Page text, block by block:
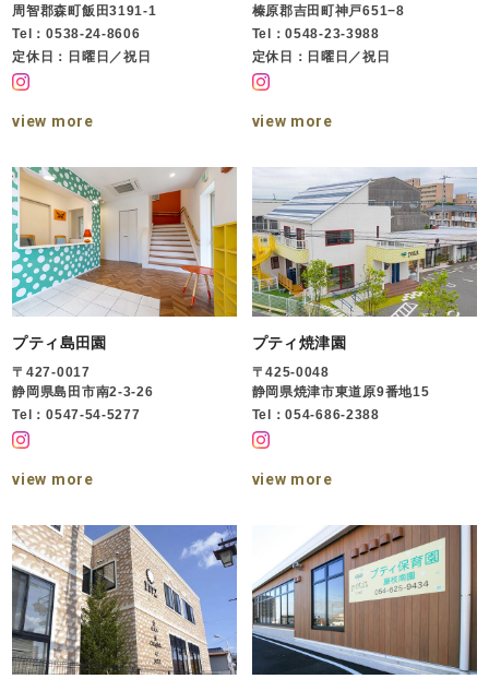
周智郡森町飯田3191-1
Tel：0538-24-8606
定休日：日曜日／祝日
view more
榛原郡吉田町神戸651−8
Tel：0548-23-3988
定休日：日曜日／祝日
view more
プティ島田園
〒427-0017
静岡県島田市南2-3-26
Tel：0547-54-5277
view more
プティ焼津園
〒425-0048
静岡県焼津市東道原9番地15
Tel：054-686-2388
view more